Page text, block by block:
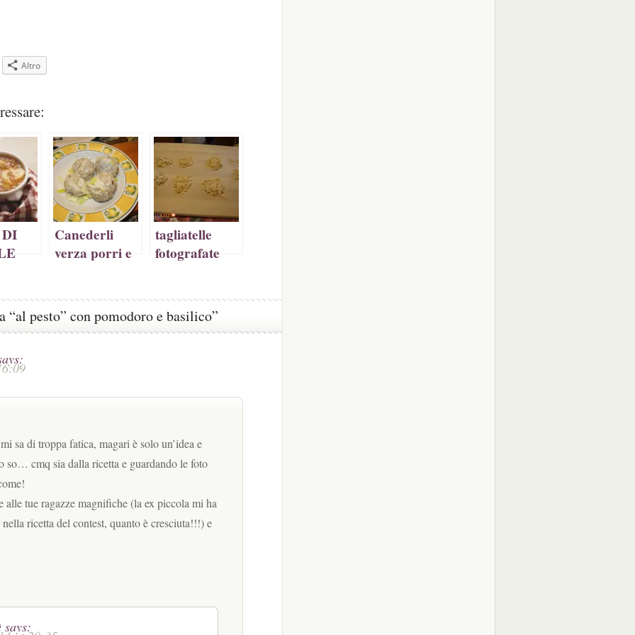
Altro
Canederli
verza porri e
tagliatelle
fotografate
“al pesto” con pomodoro e basilico”
sa di troppa fatica, magari è solo un’idea e
so… cmq sia dalla ricetta e guardando le foto
alle tue ragazze magnifiche (la ex piccola mi ha
ricetta del contest, quanto è cresciuta!!!) e
says: